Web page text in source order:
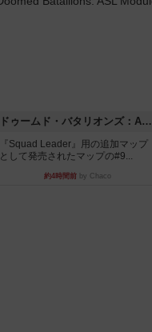
ドゥームド・バタリオンズ：ASLモジュール11
『Squad Leader』用の追加マップ
として発売されたマップの#9...
約4時間前 by Chaco